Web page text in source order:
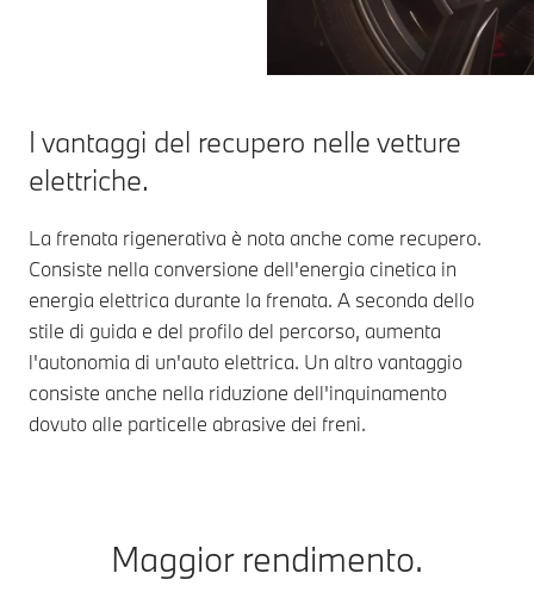
I vantaggi del recupero nelle vetture
elettriche.
La frenata rigenerativa è nota anche come recupero.
Consiste nella conversione dell'energia cinetica in
energia elettrica durante la frenata. A seconda dello
stile di guida e del profilo del percorso, aumenta
l'autonomia di un'auto elettrica. Un altro vantaggio
consiste anche nella riduzione dell'inquinamento
dovuto alle particelle abrasive dei freni.
Maggior rendimento.